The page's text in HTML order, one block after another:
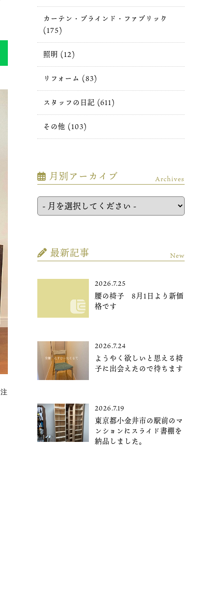
カーテン・ブラインド・ファブリック
(175)
照明 (12)
リフォーム (83)
スタッフの日記 (611)
その他 (103)
月別アーカイブ Archives
最新記事 New
2026.7.25
腰の椅子 8月1日より新価
格です
2026.7.24
ようやく欲しいと思える椅
子に出会えたので待ちます
2026.7.19
東京都小金井市の駅前のマ
ンションにスライド書棚を
納品しました。